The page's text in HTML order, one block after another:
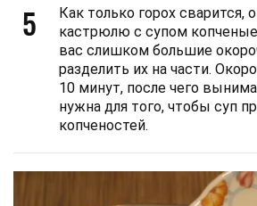
5
Как только горох сварится,
кастрюлю с супом копченые
вас слишком большие
разделить их на части.
10 минут, после чего
нужна для того, чтобы суп
копченостей.